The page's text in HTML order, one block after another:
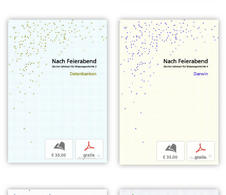
b
€ 35,00
p
gratis
b
€ 35,00
p
gratis